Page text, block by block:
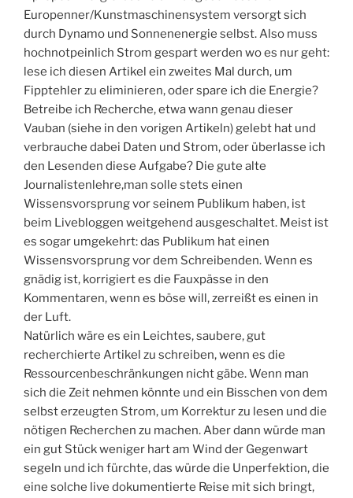
Europenner/Kunstmaschinensystem versorgt sich
durch Dynamo und Sonnenenergie selbst. Also muss
hochnotpeinlich Strom gespart werden wo es nur geht:
lese ich diesen Artikel ein zweites Mal durch, um
Fipptehler zu eliminieren, oder spare ich die Energie?
Betreibe ich Recherche, etwa wann genau dieser
Vauban (siehe in den vorigen Artikeln) gelebt hat und
verbrauche dabei Daten und Strom, oder überlasse ich
den Lesenden diese Aufgabe? Die gute alte
Journalistenlehre,man solle stets einen
Wissensvorsprung vor seinem Publikum haben, ist
beim Livebloggen weitgehend ausgeschaltet. Meist ist
es sogar umgekehrt: das Publikum hat einen
Wissensvorsprung vor dem Schreibenden. Wenn es
gnädig ist, korrigiert es die Fauxpässe in den
Kommentaren, wenn es böse will, zerreißt es einen in
der Luft.
Natürlich wäre es ein Leichtes, saubere, gut
recherchierte Artikel zu schreiben, wenn es die
Ressourcenbeschränkungen nicht gäbe. Wenn man
sich die Zeit nehmen könnte und ein Bisschen von dem
selbst erzeugten Strom, um Korrektur zu lesen und die
nötigen Recherchen zu machen. Aber dann würde man
ein gut Stück weniger hart am Wind der Gegenwart
segeln und ich fürchte, das würde die Unperfektion, die
eine solche live dokumentierte Reise mit sich bringt,